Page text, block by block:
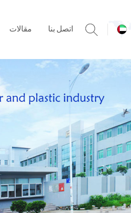
مقالات اتصل بنا